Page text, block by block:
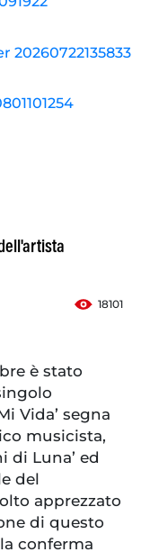
18101
è stato
Vida’ segna
musicista,
di Luna’ ed
del
apprezzato
di questo
conferma